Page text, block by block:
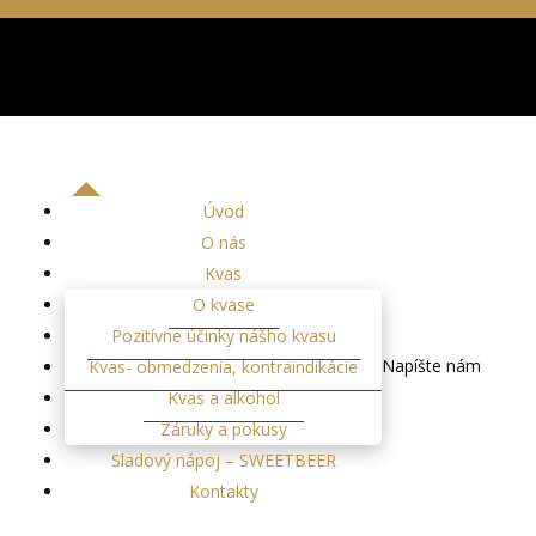
Úvod
O nás
Kvas
O kvase
Pozitívne účinky nášho kvasu
Kvas- obmedzenia, kontraindikácie
Kvas a alkohol
Záruky a pokusy
Sladový nápoj – SWEETBEER
Kontakty
Napíšte nám